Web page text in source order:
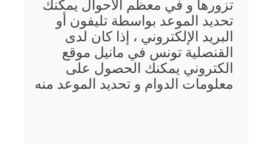
تزورها و في معظم الأحوال يمكنك
تحديد الموعد بواسطة تليفون أو
البريد الإلكتروني ، إذا كان لدى
القنصلية تونس في مانيل موقع
الكتروني يمكنك الحصول على
معلومات الدوام و تحديد الموعد منه